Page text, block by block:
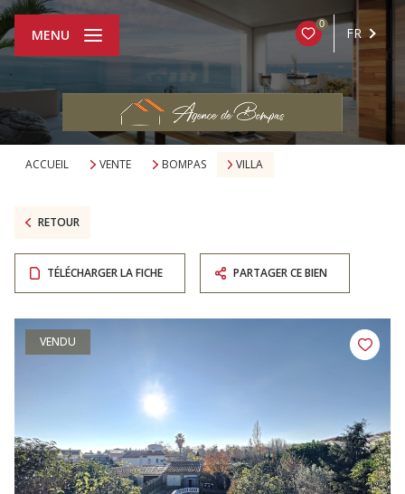
0
FR
MENU
ACCUEIL VENTE BOMPAS VILLA
RETOUR
TÉLÉCHARGER LA FICHE PARTAGER CE BIEN
VENDU